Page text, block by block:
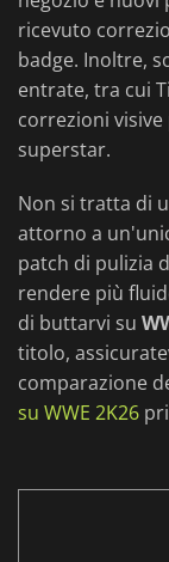
ricevuto
badge. Inoltre,
entrate, tra cui
correzioni
superstar.
Non si tratta di
attorno a
patch di pulizia
rendere più
di buttarvi su
titolo,
comparazione
su WWE 2K26